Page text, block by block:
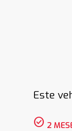
Este
check_circle 2